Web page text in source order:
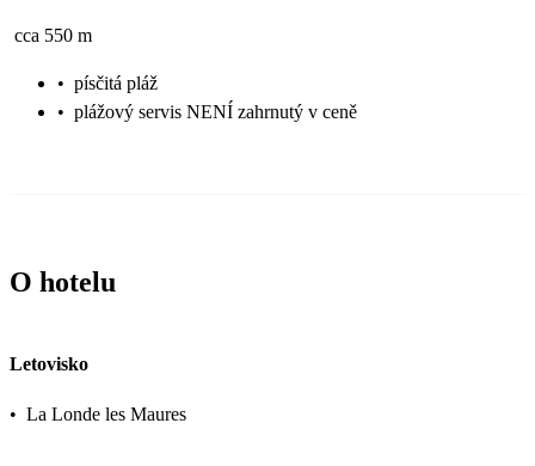
cca 550 m
• písčitá pláž
• plážový servis NENÍ zahrnutý v ceně
O hotelu
Letovisko
• La Londe les Maures